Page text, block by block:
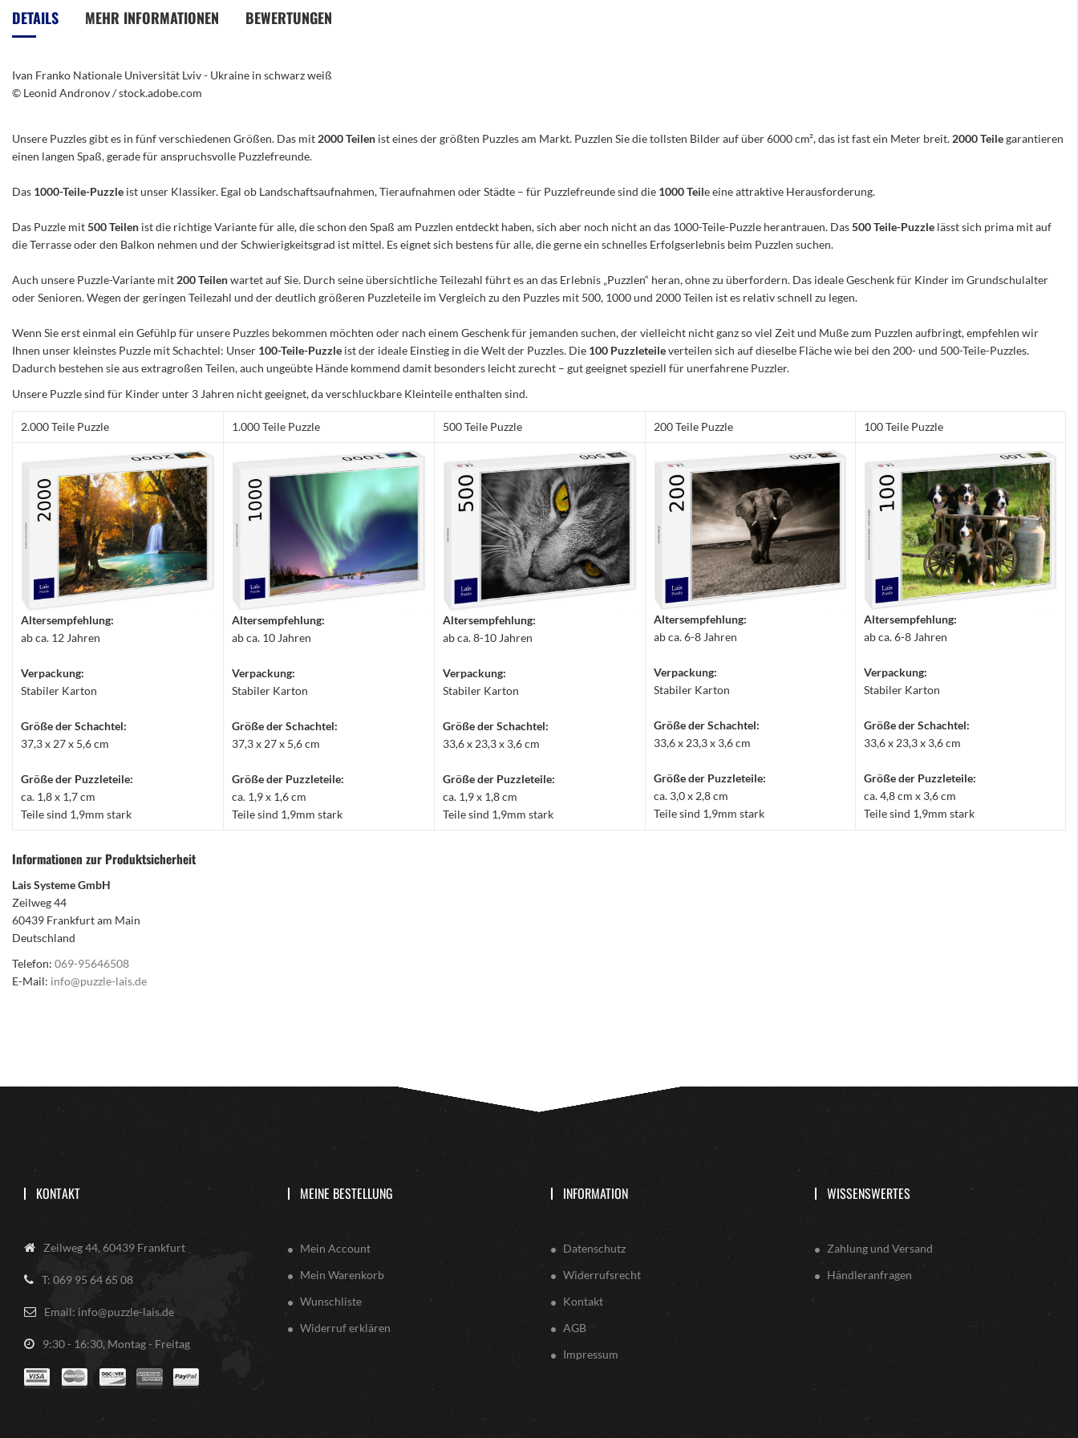
Bildergalerie
springen
DETAILS
Ivan Franko Nationale Universität Lviv - Ukraine in schwarz weiß
© Leonid Andronov / stock.adobe.com
MEHR INFORMATIONEN BEWERTUNGEN
Unsere Puzzles gibt es in fünf verschiedenen Größen. Das mit 2000 Teilen ist eines der größten Puzzles am Markt. Puzzlen Sie die tollsten Bilder auf über 6000 cm², das ist fast ein Meter breit. 2000 Teilegarantieren
einen langen Spaß, gerade für anspruchsvolle Puzzlefreunde.
Das 1000-Teile-Puzzle ist unser Klassiker. Egal ob Landschaftsaufnahmen, Tieraufnahmen oder Städte – für Puzzlefreunde sind die 1000 Teile eine attraktive Herausforderung.
Das Puzzle mit500 Teilen ist die richtige Variante für alle, die schon den Spaß am Puzzlen entdeckt haben, sich aber noch nicht an das 1000-Teile-Puzzle herantrauen. Das500 Teile-Puzzle lässt sich prima mit auf
die Terrasse oder den Balkon nehmen und der Schwierigkeitsgrad ist mittel. Es eignet sich bestens für alle, die gerne ein schnelles Erfolgserlebnis beim Puzzlen suchen.
Auch unsere Puzzle-Variante mit 200 Teilenwartet auf Sie. Durch seine übersichtliche Teilezahl führt es an das Erlebnis „Puzzlen“ heran, ohne zu überfordern. Das ideale Geschenk für Kinder im Grundschulalter
oder Senioren. Wegen der geringen Teilezahl und der deutlich größeren Puzzleteile im Vergleich zu den Puzzles mit 500, 1000 und 2000 Teilen ist es relativ schnell zu legen.
Wenn Sie erst einmal ein Gefühlp für unsere Puzzles bekommen möchten oder nach einem Geschenk für jemanden suchen, der vielleicht nicht ganz so viel Zeit und Muße zum Puzzlen aufbringt, empfehlen wir
Ihnen unser kleinstes Puzzle mit Schachtel: Unser 100-Teile-Puzzle ist der ideale Einstieg in die Welt der Puzzles. Die 100 Puzzleteileverteilen sich auf dieselbe Fläche wie bei den 200- und 500-Teile-Puzzles.
Dadurch bestehen sie aus extragroßen Teilen, auch ungeübte Hände kommend damit besonders leicht zurecht – gut geeignet speziell für unerfahrene Puzzler.
Unsere Puzzle sind für Kinder unter 3 Jahren nicht geeignet, da verschluckbare Kleinteile enthalten sind.
2.000 Teile Puzzle 1.000 Teile Puzzle 500 Teile Puzzle 200 Teile Puzzle 100 Teile Puzzle
Altersempfehlung:
ab ca. 12 Jahren
Verpackung:
Stabiler Karton
Größe der Schachtel:
37,3 x 27 x 5,6 cm
Größe der Puzzleteile:
ca. 1,8 x 1,7 cm
Teile sind 1,9mm stark
Altersempfehlung:
ab ca. 10 Jahren
Verpackung:
Stabiler Karton
Größe der Schachtel:
37,3 x 27 x 5,6 cm
Größe der Puzzleteile:
ca. 1,9 x 1,6 cm
Teile sind 1,9mm stark
Altersempfehlung:
ab ca. 8-10 Jahren
Verpackung:
Stabiler Karton
Größe der Schachtel:
33,6 x 23,3 x 3,6 cm
Größe der Puzzleteile:
ca. 1,9 x 1,8 cm
Teile sind 1,9mm stark
Altersempfehlung:
ab ca. 6-8 Jahren
Verpackung:
Stabiler Karton
Größe der Schachtel:
33,6 x 23,3 x 3,6 cm
Größe der Puzzleteile:
ca. 3,0 x 2,8 cm
Teile sind 1,9mm stark
Altersempfehlung:
ab ca. 6-8 Jahren
Verpackung:
Stabiler Karton
Größe der Schachtel:
33,6 x 23,3 x 3,6 cm
Größe der Puzzleteile:
ca. 4,8 cm x 3,6 cm
Teile sind 1,9mm stark
Informationen zur Produktsicherheit
Lais Systeme GmbH
Zeilweg 44
60439 Frankfurt am Main
Deutschland
Telefon: 069-95646508
E-Mail: info@puzzle-lais.de
KONTAKT
Zeilweg 44, 60439 Frankfurt
T: 069 95 64 65 08
Email: info@puzzle-lais.de
9:30 - 16:30, Montag - Freitag
MEINE BESTELLUNG
Mein Account
Mein Warenkorb
Wunschliste
Widerruf erklären
INFORMATION
Datenschutz
Widerrufsrecht
Kontakt
AGB
Impressum
WISSENSWERTES
Zahlung und Versand
Händleranfragen